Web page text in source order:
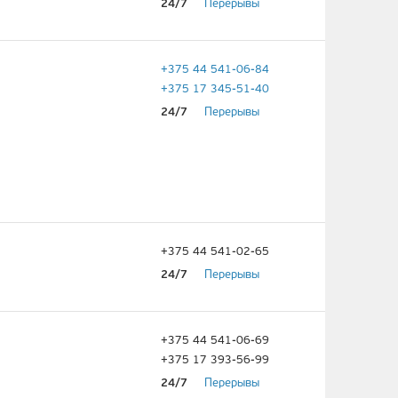
24/7 Перерывы
+375 44 541-06-84
+375 17 345-51-40
24/7
Перерывы
+375 44 541-02-65
24/7
Перерывы
+375 44 541-06-69
+375 17 393-56-99
24/7
Перерывы